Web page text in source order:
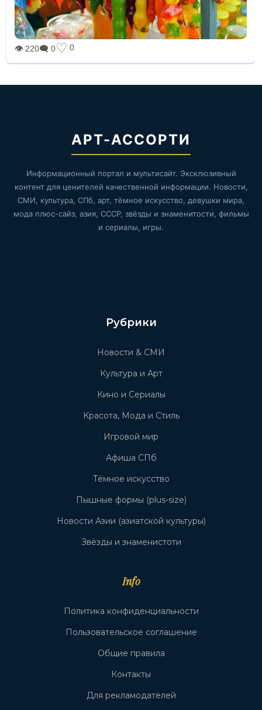
👁 220🗨 0♡ 0
АРТ-АССОРТИ
Информационный портал и мультисайт. Эксклюзивный
контент для ценителей качественной информации. Новости,
СМИ, культура, СПб, арт, тёмное искусство, девушки мира,
мода плюс-сайз, азия, СССР, звёзды и знаменитости, фильмы
и сериалы, игры.
Рубрики
Новости & СМИ
Культура и Арт
Кино и Сериалы
Красота, Мода и Стиль
Игровой мир
Афиша СПб
Тёмное искусство
Пышные формы (plus-size)
Новости Азии (азиатской культуры)
Звёзды и знаменистоти
Info
Политика конфиденциальности
Пользовательское соглашение
Общие правила
Контакты
Для рекламодателей